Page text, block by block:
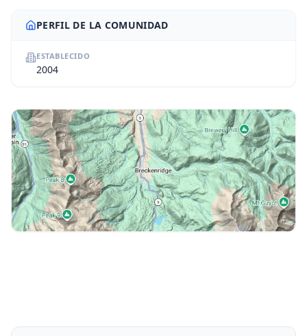
PERFIL DE LA COMUNIDAD
ESTABLECIDO
2004